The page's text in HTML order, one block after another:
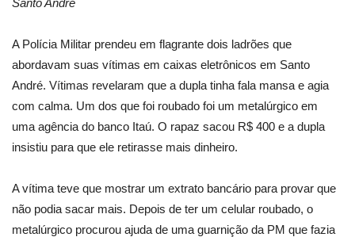
Santo André
A Polícia Militar prendeu em flagrante dois ladrões que
abordavam suas vítimas em caixas eletrônicos em Santo
André. Vítimas revelaram que a dupla tinha fala mansa e agia
com calma. Um dos que foi roubado foi um metalúrgico em
uma agência do banco Itaú. O rapaz sacou R$ 400 e a dupla
insistiu para que ele retirasse mais dinheiro.
A vítima teve que mostrar um extrato bancário para provar que
não podia sacar mais. Depois de ter um celular roubado, o
metalúrgico procurou ajuda de uma guarnição da PM que fazia